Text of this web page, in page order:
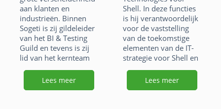
k
p k
p
aan klanten en
industrieën. Binnen
Sogeti is zij gildeleider
van het BI & Testing
Guild en tevens is zij
lid van het kernteam
testgemeenschap waar
zij het BI & Data-
Lees meer
Shell. In deze functies
is hij verantwoordelijk
voor de vaststelling
van de toekomstige
elementen van de IT-
strategie voor Shell en
nieuwe digitale
technologieën. Als
Lees meer